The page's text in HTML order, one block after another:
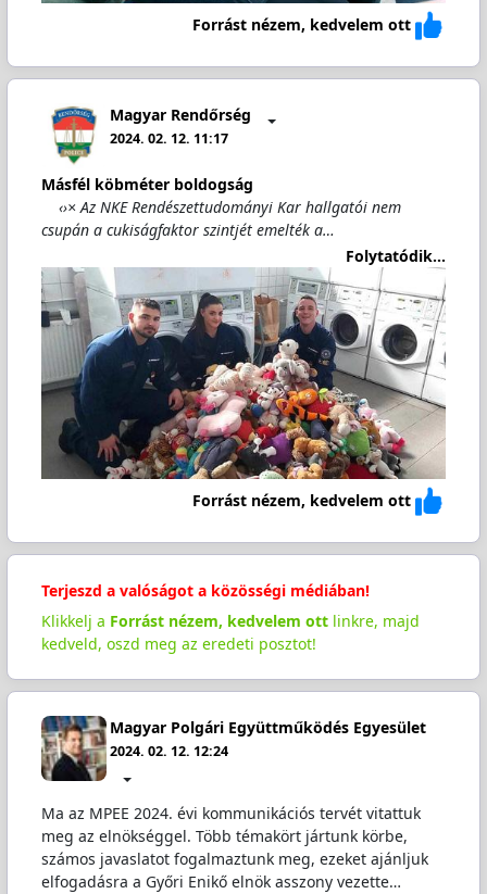
Forrást nézem, kedvelem ott
Magyar Rendőrség
2024. 02. 12. 11:17
Másfél köbméter boldogság
‹›× Az NKE Rendészettudományi Kar hallgatói nem
csupán a cukiságfaktor szintjét emelték a…
Folytatódik...
Forrást nézem, kedvelem ott
Terjeszd a valóságot a közösségi médiában!
Klikkelj a Forrást nézem, kedvelem ottlinkre, majd
kedveld, oszd meg az eredeti posztot!
Magyar Polgári Együttműködés Egyesület
2024. 02. 12. 12:24
Ma az MPEE 2024. évi kommunikációs tervét vitattuk
meg az elnökséggel. Több témakört jártunk körbe,
számos javaslatot fogalmaztunk meg, ezeket ajánljuk
elfogadásra a Győri Enikő elnök asszony vezette…